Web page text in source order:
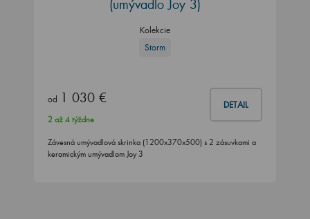
(umývadlo Joy 3)
Kolekcie
Storm
od 1 030 € DETAIL
2 až 4 týždne
Závesná umývadlová skrinka (1200x370x500) s 2 zásuvkami a
keramickým umývadlom Joy 3